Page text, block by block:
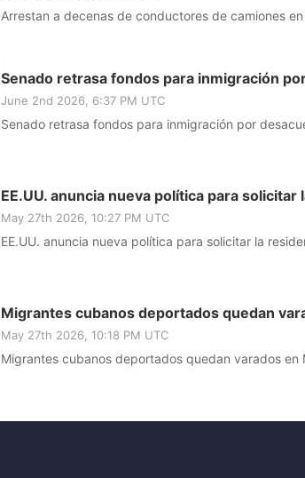
Arrestan a decenas de conductores de camiones
Senado retrasa fondos para inmigración
June 2nd 2026, 6:37 PM UTC
Senado retrasa fondos para inmigración por
EE.UU. anuncia nueva política para
May 27th 2026, 10:27 PM UTC
EE.UU. anuncia nueva política para solicitar la
Migrantes cubanos deportados quedan
May 27th 2026, 10:18 PM UTC
Migrantes cubanos deportados quedan varados en